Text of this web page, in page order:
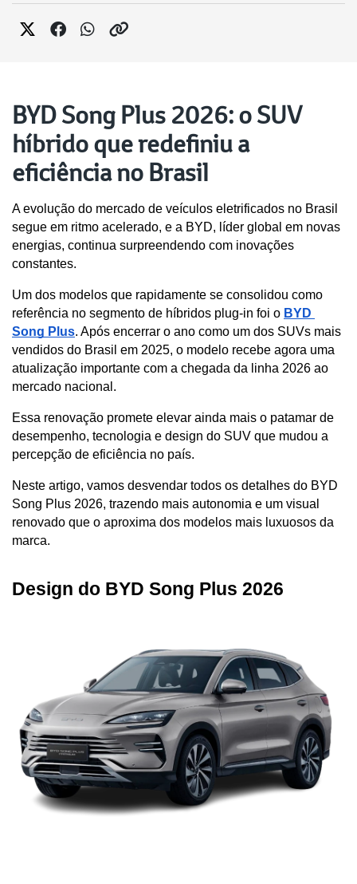
BYD Song Plus 2026: o SUV
híbrido que redefiniu a
eficiência no Brasil
A evolução do mercado de veículos eletrificados no Brasil
segue em ritmo acelerado, e a BYD, líder global em novas
energias, continua surpreendendo com inovações
constantes.
Um dos modelos que rapidamente se consolidou como
referência no segmento de híbridos plug-in foi o BYD
Song Plus. Após encerrar o ano como um dos SUVs mais
vendidos do Brasil em 2025, o modelo recebe agora uma
atualização importante com a chegada da linha 2026 ao
mercado nacional.
Essa renovação promete elevar ainda mais o patamar de
desempenho, tecnologia e design do SUV que mudou a
percepção de eficiência no país.
Neste artigo, vamos desvendar todos os detalhes do BYD
Song Plus 2026, trazendo mais autonomia e um visual
renovado que o aproxima dos modelos mais luxuosos da
marca.
Design do BYD Song Plus 2026